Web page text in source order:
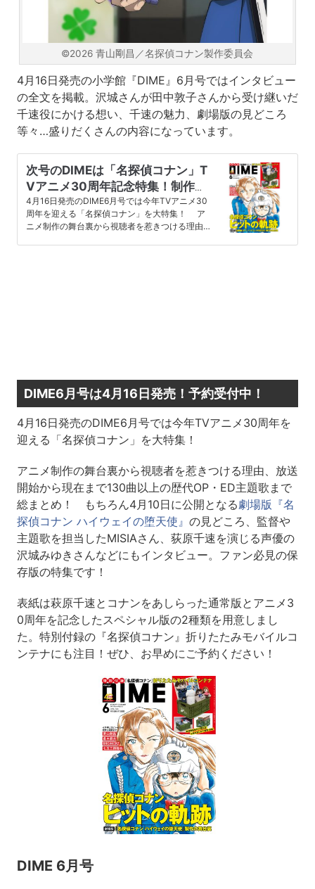
©2026 青山剛昌／名探偵コナン製作委員会
4月16日発売の小学館『DIME』6月号ではインタビュー
の全文を掲載。沢城さんが田中敦子さんから受け継いだ
千速役にかける想い、千速の魅力、劇場版の見どころ
等々…盛りだくさんの内容になっています。
次号のDIMEは「名探偵コナン」T
Vアニメ30周年記念特集！制作の
舞台裏、130曲以上の主題歌を総
まとめ、4月16日発売
4月16日発売のDIME6月号では今年TVアニメ30
周年を迎える「名探偵コナン」を大特集！ ア
ニメ制作の舞台裏から視聴者を惹きつける理由、
DIME6月号は4月16日発売！予約受付中！
4月16日発売のDIME6月号では今年TVアニメ30周年を
迎える「名探偵コナン」を大特集！
アニメ制作の舞台裏から視聴者を惹きつける理由、放送
開始から現在まで130曲以上の歴代OP・ED主題歌まで
総まとめ！ もちろん4月10日に公開となる劇場版『名
探偵コナン ハイウェイの堕天使』 の見どころ、監督や
主題歌を担当したMISIAさん、荻原千速を演じる声優の
沢城みゆきさんなどにもインタビュー。ファン必見の保
存版の特集です！
表紙は萩原千速とコナンをあしらった通常版とアニメ3
0周年を記念したスペシャル版の2種類を用意しまし
た。特別付録の『名探偵コナン』折りたたみモバイルコ
ンテナにも注目！ぜひ、お早めにご予約ください！
DIME 6月号